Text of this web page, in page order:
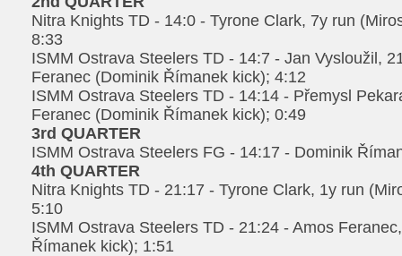
Nitra Knights TD - 14:0 - Tyrone Clark, 7y run
8:33
ISMM Ostrava Steelers TD - 14:7 - Jan Vysloužil,
Feranec (Dominik Římanek kick); 4:12
ISMM Ostrava Steelers TD - 14:14 - Přemysl
Feranec (Dominik Římanek kick); 0:49
3rd QUARTER
ISMM Ostrava Steelers FG - 14:17 - Dominik
4th QUARTER
Nitra Knights TD - 21:17 - Tyrone Clark, 1y run
5:10
ISMM Ostrava Steelers TD - 21:24 - Amos
Římanek kick); 1:51